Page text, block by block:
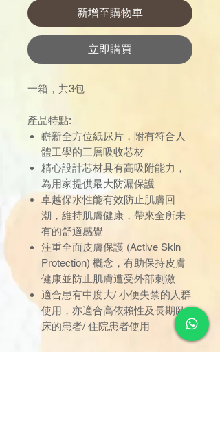
新增至購物車
立即購買
一箱，共3包
產品特點:
嶄新全方位紙尿片，附有符合人
體工學的三層吸收芯材
精心設計芯材具有高吸附能力，
為用家提供最大防漏保護
卓越保水性能有效防止肌膚回
潮，維持肌膚健康，帶來全所未
有的舒適感覺
注重全面皮膚保護 (Active Skin
Protection) 概念，有助保持皮膚
健康並防止肌膚遭受外部刺激
適合患有中度大/ 小便失禁的人群
使用，亦適合高依賴性及長期臥
床的患者/ 住院患者使用